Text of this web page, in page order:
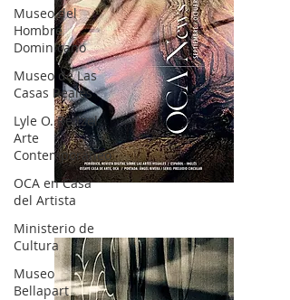
Museo del
Hombre
Dominicano
Museo de Las
Casas Reales
Lyle O. Reitzel
Arte
Contemporáneo
OCA en Casa
del Artista
Ministerio de
Cultura
Museo
Bellapart
OCA|News 28 / Julio-Agosto-Septiembre, 2023